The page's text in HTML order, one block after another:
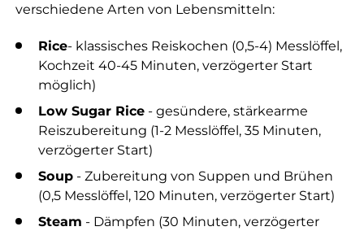
verschiedene Arten von Lebensmitteln:
Rice- klassisches Reiskochen (0,5-4) Messlöffel,
Kochzeit 40-45 Minuten, verzögerter Start
möglich)
Low Sugar Rice - gesündere, stärkearme
Reiszubereitung (1-2 Messlöffel, 35 Minuten,
verzögerter Start)
Soup - Zubereitung von Suppen und Brühen
(0,5 Messlöffel, 120 Minuten, verzögerter Start)
Steam - Dämpfen (30 Minuten, verzögerter